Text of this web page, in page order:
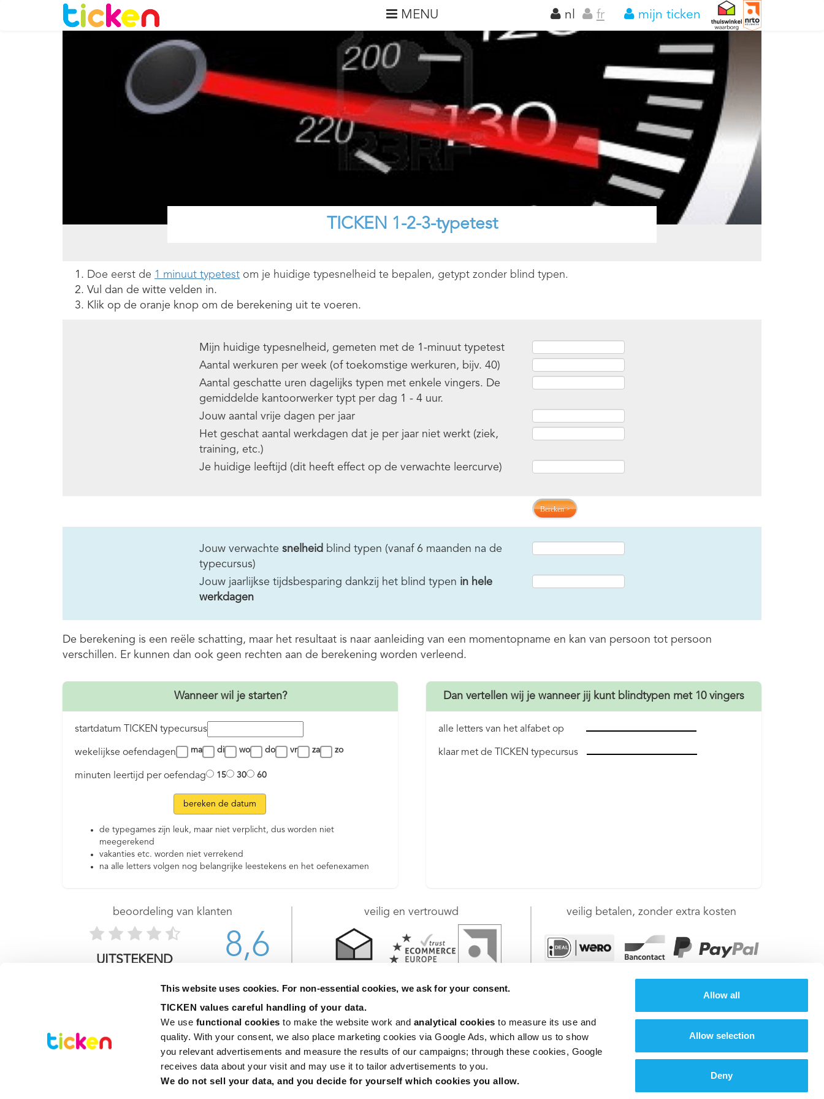
This website uses cookies. For non-essential cookies, we ask for your consent.
TICKEN values careful handling of your data.
We use functional cookies to make the website work and analytical cookies to measure its use and
quality. With your consent, we also place marketing cookies via Google Ads, which allow us to show
you relevant advertisements and measure the results of our campaigns; through these cookies, Google
receives data about your visit and may use it to tailor advertisements to you.
We do not sell your data, and you decide for yourself which cookies you allow.
Allow all
Allow selection
Deny
MENU nl fr mijn ticken
TICKEN 1-2-3-typetest
Doe eerst de 1 minuut typetest om je huidige typesnelheid te bepalen, getypt zonder blind typen.
Vul dan de witte velden in.
Klik op de oranje knop om de berekening uit te voeren.
Mijn huidige typesnelheid, gemeten met de 1-minuut typetest
Aantal werkuren per week (of toekomstige werkuren, bijv. 40)
Aantal geschatte uren dagelijks typen met enkele vingers. De
gemiddelde kantoorwerker typt per dag 1 - 4 uur.
Jouw aantal vrije dagen per jaar
Het geschat aantal werkdagen dat je per jaar niet werkt (ziek,
training, etc.)
Je huidige leeftijd (dit heeft effect op de verwachte leercurve)
Bereken >
Jouw verwachtesnelheid blind typen (vanaf 6 maanden na de
typecursus)
Jouw jaarlijkse tijdsbesparing dankzij het blind typen in hele
werkdagen
De berekening is een reële schatting, maar het resultaat is naar aanleiding van een momentopname en kan van persoon tot persoon
verschillen. Er kunnen dan ook geen rechten aan de berekening worden verleend.
Wanneer wil je starten?
startdatum TICKEN typecursus
wekelijkse oefendagen ma di wo do vr za zo
minuten leertijd per oefendag 15 30 60
bereken de datum
de typegames zijn leuk, maar niet verplicht, dus worden niet
meegerekend
vakanties etc. worden niet verrekend
na alle letters volgen nog belangrijke leestekens en het oefenexamen
Dan vertellen wij je wanneer jij kunt blindtypen met 10 vingers
alle letters van het alfabet op
klaar met de TICKEN typecursus
beoordeling van klanten
UITSTEKEND 8,6
klanten die een aankoop hebben gedaan kunnen een
veilig en vertrouwd veilig betalen, zonder extra kosten
Snel naar:
Inschrijven typecursus
Contact
Klantbeoordelingen
Typediploma
Skinny Typehelp®
Dyslexie
Prijs en Garantie
FAQ
Typespelletjes